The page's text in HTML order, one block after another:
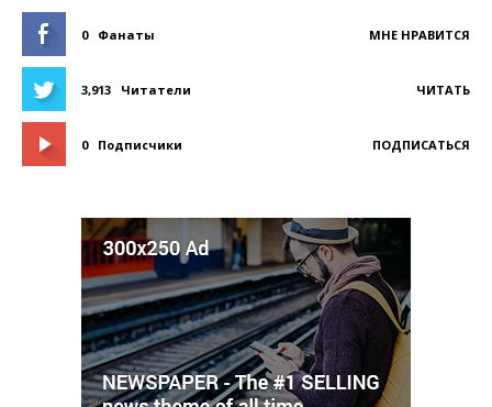
0 Фанаты МНЕ НРАВИТСЯ
3,913 Читатели ЧИТАТЬ
0 Подписчики ПОДПИСАТЬСЯ